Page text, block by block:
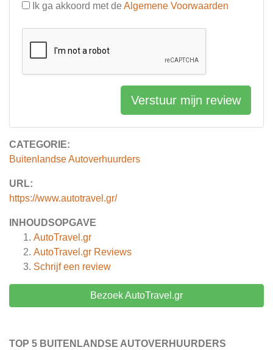
CATEGORIE:
Buitenlandse Autoverhuurders
URL:
https://www.autotravel.gr/
INHOUDSOPGAVE
AutoTravel.gr
AutoTravel.gr Reviews
Schrijf een review
Bezoek AutoTravel.gr
TOP 5 BUITENLANDSE AUTOVERHUURDERS
Ik ga akkoord met de Algemene Voorwaarden
Verstuur mijn review